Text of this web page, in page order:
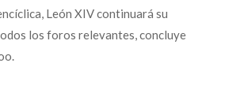
León XIV continuará su
los foros relevantes, concluye